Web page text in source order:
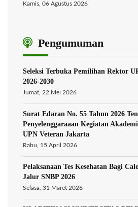
Kamis, 06 Agustus 2026
Pengumuman
Seleksi Terbuka Pemilihan Rektor
2026-2030
Jumat, 22 Mei 2026
Surat Edaran No. 55 Tahun 2026
Penyelenggaraaan Kegiatan
UPN Veteran Jakarta
Rabu, 15 April 2026
Pelaksanaan Tes Kesehatan Bagi
Jalur SNBP 2026
Selasa, 31 Maret 2026